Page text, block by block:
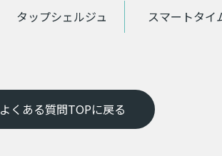
タップシェルジュ スマートタイ
よくある質問TOPに戻る